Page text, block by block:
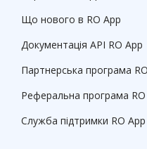
Що нового в RO App
Документація API RO App
Партнерська програма
Реферальна програма RO
Служба підтримки RO App